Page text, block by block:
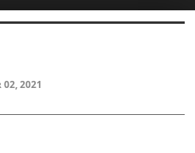
02, 2021치북5
치북5